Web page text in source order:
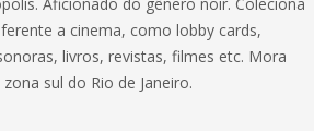
a cinema, como lobby cards,
livros, revistas, filmes etc. Mora
sul do Rio de Janeiro.